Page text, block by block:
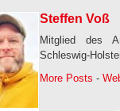
Steffen Voß
Mitglied des
Schleswig-
More Posts -